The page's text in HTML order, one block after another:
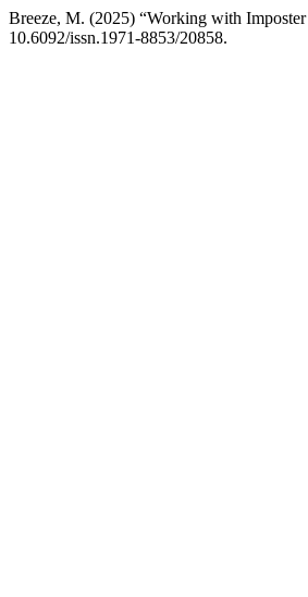
Breeze, M. (2025) “Working with
10.6092/issn.1971-8853/20858.